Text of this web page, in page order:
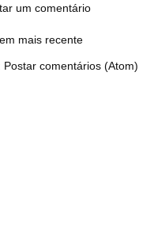
um comentário
mais recente
Postar comentários (Atom)